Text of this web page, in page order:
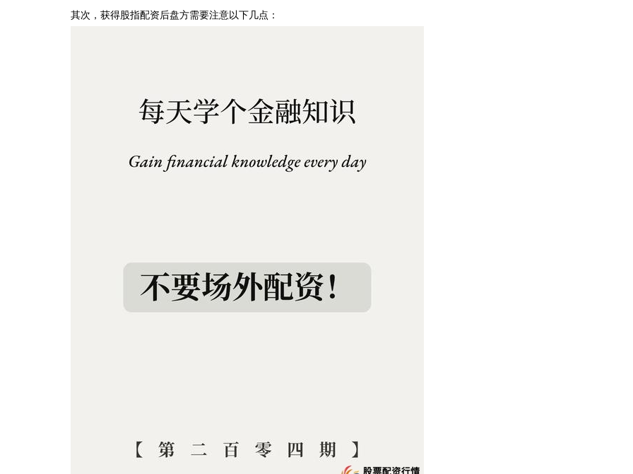
其次，获得股指配资后盘方需要注意以下几点：